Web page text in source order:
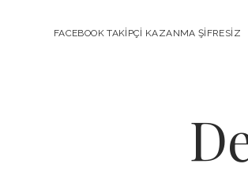
FACEBOOK TAKIPÇI KAZANMA ŞIFRESIZ